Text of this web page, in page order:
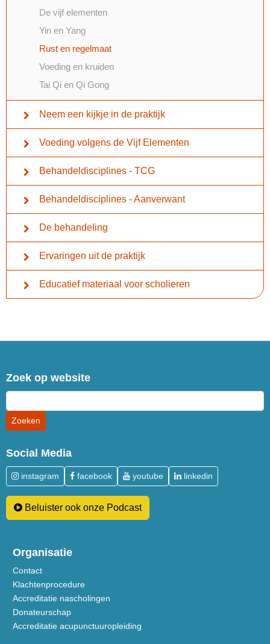
De vijf elementen
Yin en Yang
Rust en regelmaat
Voeding en kruiden
Tai Qi en Qi Gong
Neem een kijkje in de praktijk
Voeding volgens de Vijf Elementen
Behandeldisciplines - TCG
Behandeldisciplines - Aanverwant
De behandeling
Ervaringen uit de praktijk
Educatief materiaal voor scholieren
Zoek op website
Social Media
instagram facebook youtube linkedin
Beluister ook onze Podcast
Organisatie
Contact
Klachtenprocedure
Accreditatie nascholingen
Donateurschap
Accreditatie acupunctuuropleiding